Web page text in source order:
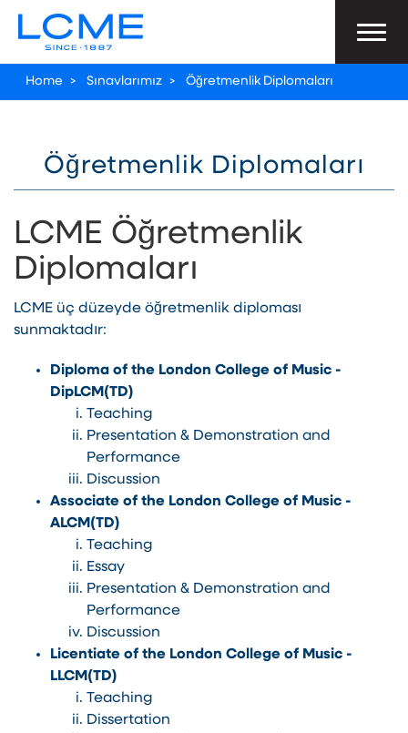
Home > Sınavlarımız > Öğretmenlik Diplomaları
Öğretmenlik Diplomaları
LCME Öğretmenlik
Diplomaları
LCME üç düzeyde öğretmenlik diploması
sunmaktadır:
Diploma of the London College of Music -
DipLCM(TD)
Teaching
Presentation & Demonstration and
Performance
Discussion
Associate of the London College of Music -
ALCM(TD)
Teaching
Essay
Presentation & Demonstration and
Performance
Discussion
Licentiate of the London College of Music -
LLCM(TD)
Teaching
Dissertation